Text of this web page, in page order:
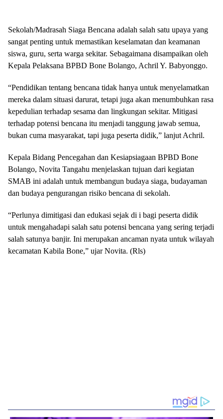
Sekolah/Madrasah Siaga Bencana adalah salah satu upaya yang
sangat penting untuk memastikan keselamatan dan keamanan
siswa, guru, serta warga sekitar. Sebagaimana disampaikan oleh
Kepala Pelaksana BPBD Bone Bolango, Achril Y. Babyonggo.
“Pendidikan tentang bencana tidak hanya untuk menyelamatkan
mereka dalam situasi darurat, tetapi juga akan menumbuhkan rasa
kepedulian terhadap sesama dan lingkungan sekitar. Mitigasi
terhadap potensi bencana itu menjadi tanggung jawab semua,
bukan cuma masyarakat, tapi juga peserta didik,” lanjut Achril.
Kepala Bidang Pencegahan dan Kesiapsiagaan BPBD Bone
Bolango, Novita Tangahu menjelaskan tujuan dari kegiatan
SMAB ini adalah untuk membangun budaya siaga, budayaman
dan budaya pengurangan risiko bencana di sekolah.
“Perlunya dimitigasi dan edukasi sejak di i bagi peserta didik
untuk mengahadapi salah satu potensi bencana yang sering terjadi
salah satunya banjir. Ini merupakan ancaman nyata untuk wilayah
kecamatan Kabila Bone,” ujar Novita. (Rls)